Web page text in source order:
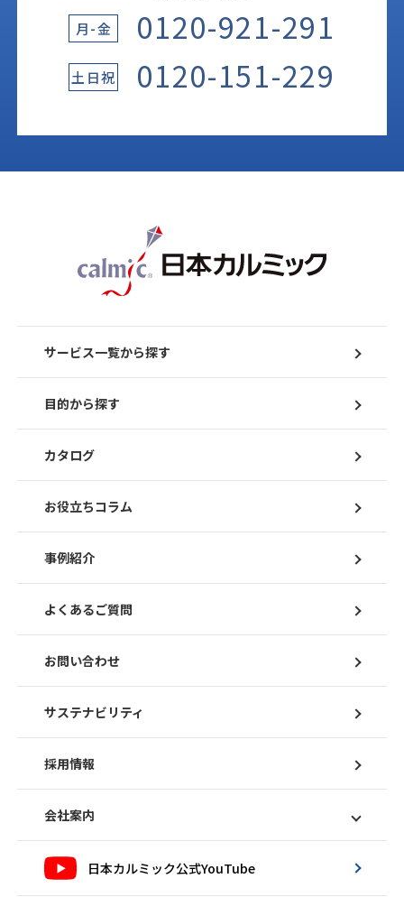
月-金 0120-921-291
土日祝 0120-151-229
サービス一覧から探す
目的から探す
カタログ
お役立ちコラム
事例紹介
よくあるご質問
お問い合わせ
サステナビリティ
採用情報
会社案内
日本カルミック公式YouTube